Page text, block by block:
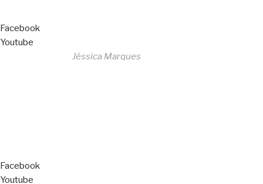
Facebook
Youtube
Jéssica Marques
Facebook
Youtube